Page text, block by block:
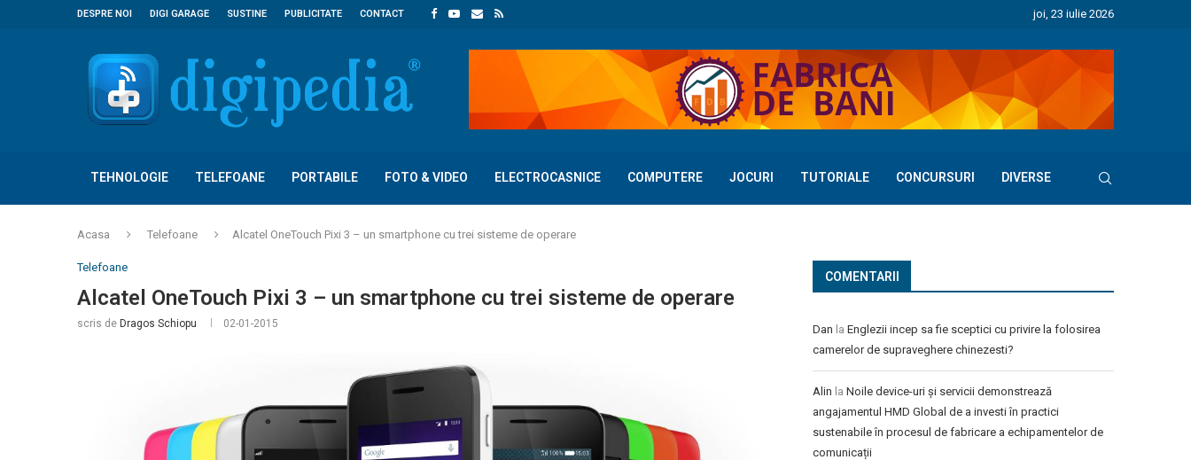
DESPRE NOI DIGI GARAGE SUSTINE PUBLICITATE CONTACT joi, 23 iulie 2026
TEHNOLOGIE TELEFOANE PORTABILE FOTO & VIDEO ELECTROCASNICE COMPUTERE JOCURI TUTORIALE CONCURSURI DIVERSE
Acasa Telefoane Alcatel OneTouch Pixi 3 – un smartphone cu trei sisteme de operare
Telefoane
Alcatel OneTouch Pixi 3 – un smartphone cu trei sisteme de operare
scris de Dragos Schiopu 02-01-2015
COMENTARII
Dan la Englezii incep sa fie sceptici cu privire la folosirea
camerelor de supraveghere chinezesti?
Alin la Noile device-uri și servicii demonstrează
angajamentul HMD Global de a investi în practici
sustenabile în procesul de fabricare a echipamentelor de
comunicații